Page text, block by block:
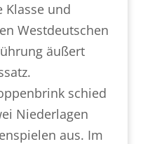
Klasse und
Westdeutschen
äußert
schied
Niederlagen
aus. Im